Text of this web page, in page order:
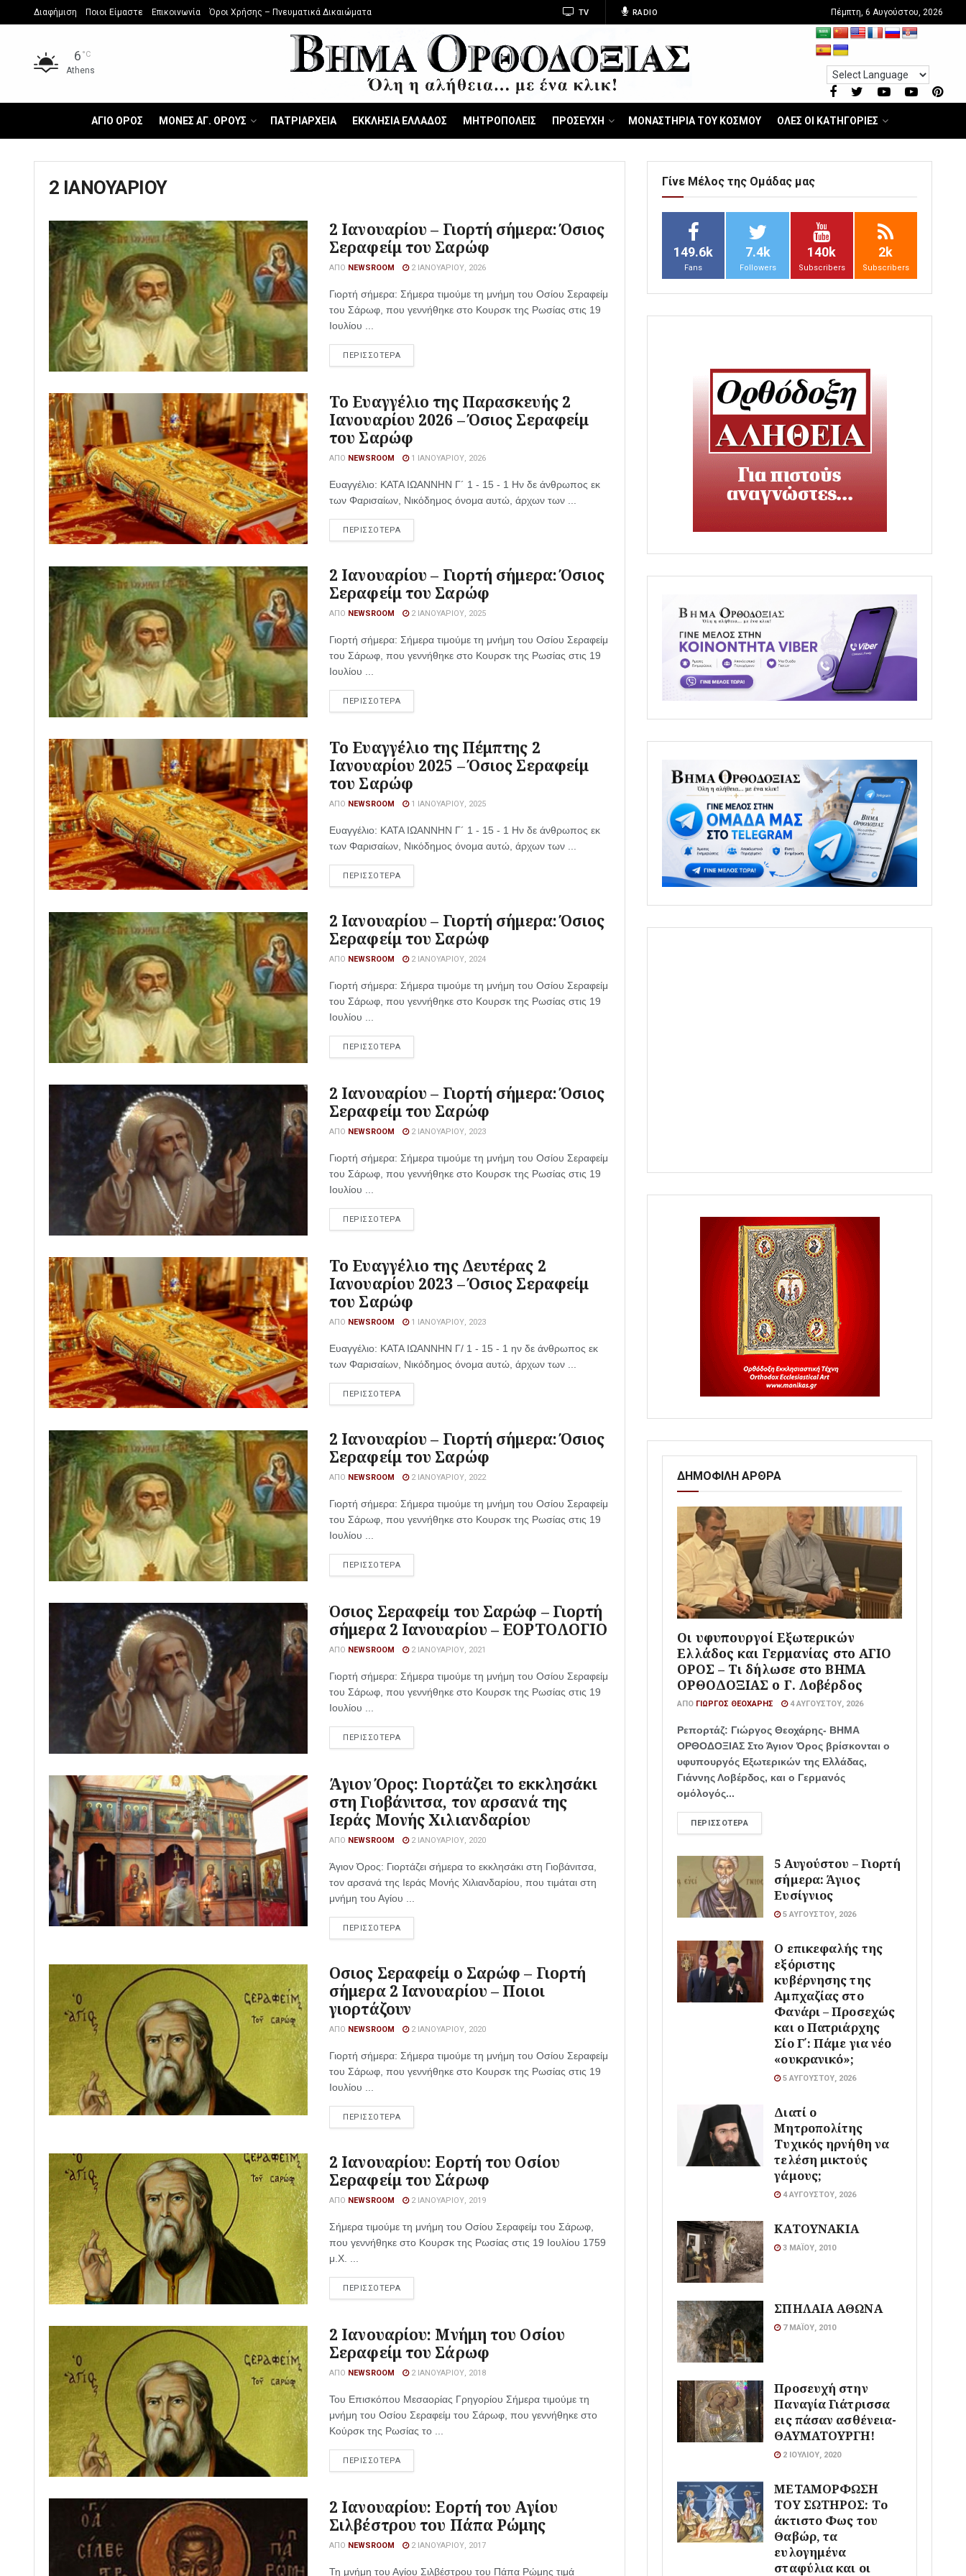
Διαφήμιση Ποιοι Είμαστε Επικοινωνία Όροι Χρήσης – Πνευματικά Δικαιώματα TV RADIO Πέμπτη, 6 Αυγούστου, 2026
6 °C
Athens
ΑΓΙΟ ΟΡΟΣ ΜΟΝΕΣ ΑΓ. ΟΡΟΥΣ ΠΑΤΡΙΑΡΧΕΙΑ ΕΚΚΛΗΣΙΑ ΕΛΛΑΔΟΣ ΜΗΤΡΟΠΟΛΕΙΣ ΠΡΟΣΕΥΧΗ ΜΟΝΑΣΤΗΡΙΑ ΤΟΥ ΚΟΣΜΟΥ ΟΛΕΣ ΟΙ ΚΑΤΗΓΟΡΙΕΣ
2 ΙΑΝΟΥΑΡΙΟΥ
2 Ιανουαρίου – Γιορτή σήμερα: Όσιος
Σεραφείμ του Σαρώφ
ΑΠΌ NEWSROOM 2 ΙΑΝΟΥΑΡΊΟΥ, 2026
Γιορτή σήμερα: Σήμερα τιμούμε τη μνήμη του Οσίου Σεραφείμ
του Σάρωφ, που γεννήθηκε στο Κουρσκ της Ρωσίας στις 19
Ιουλίου ...
ΠΕΡΙΣΣΟΤΕΡΑ
Το Ευαγγέλιο της Παρασκευής 2
Ιανουαρίου 2026 – Όσιος Σεραφείμ
του Σαρώφ
ΑΠΌ NEWSROOM 1 ΙΑΝΟΥΑΡΊΟΥ, 2026
Ευαγγέλιο: ΚΑΤΑ ΙΩΑΝΝΗΝ Γ´ 1 - 15 - 1 Ην δε άνθρωπος εκ
των Φαρισαίων, Νικόδημος όνομα αυτώ, άρχων των ...
ΠΕΡΙΣΣΟΤΕΡΑ
2 Ιανουαρίου – Γιορτή σήμερα: Όσιος
Σεραφείμ του Σαρώφ
ΑΠΌ NEWSROOM 2 ΙΑΝΟΥΑΡΊΟΥ, 2025
Γιορτή σήμερα: Σήμερα τιμούμε τη μνήμη του Οσίου Σεραφείμ
του Σάρωφ, που γεννήθηκε στο Κουρσκ της Ρωσίας στις 19
Ιουλίου ...
ΠΕΡΙΣΣΟΤΕΡΑ
Το Ευαγγέλιο της Πέμπτης 2
Ιανουαρίου 2025 – Όσιος Σεραφείμ
του Σαρώφ
ΑΠΌ NEWSROOM 1 ΙΑΝΟΥΑΡΊΟΥ, 2025
Ευαγγέλιο: ΚΑΤΑ ΙΩΑΝΝΗΝ Γ´ 1 - 15 - 1 Ην δε άνθρωπος εκ
των Φαρισαίων, Νικόδημος όνομα αυτώ, άρχων των ...
ΠΕΡΙΣΣΟΤΕΡΑ
2 Ιανουαρίου – Γιορτή σήμερα: Όσιος
Σεραφείμ του Σαρώφ
ΑΠΌ NEWSROOM 2 ΙΑΝΟΥΑΡΊΟΥ, 2024
Γιορτή σήμερα: Σήμερα τιμούμε τη μνήμη του Οσίου Σεραφείμ
του Σάρωφ, που γεννήθηκε στο Κουρσκ της Ρωσίας στις 19
Ιουλίου ...
ΠΕΡΙΣΣΟΤΕΡΑ
2 Ιανουαρίου – Γιορτή σήμερα: Όσιος
Σεραφείμ του Σαρώφ
ΑΠΌ NEWSROOM 2 ΙΑΝΟΥΑΡΊΟΥ, 2023
Γιορτή σήμερα: Σήμερα τιμούμε τη μνήμη του Οσίου Σεραφείμ
του Σάρωφ, που γεννήθηκε στο Κουρσκ της Ρωσίας στις 19
Ιουλίου ...
ΠΕΡΙΣΣΟΤΕΡΑ
Το Ευαγγέλιο της Δευτέρας 2
Ιανουαρίου 2023 – Όσιος Σεραφείμ
του Σαρώφ
ΑΠΌ NEWSROOM 1 ΙΑΝΟΥΑΡΊΟΥ, 2023
Ευαγγέλιο: ΚΑΤΑ ΙΩΑΝΝΗΝ Γ/ 1 - 15 - 1 ην δε άνθρωπος εκ
των Φαρισαίων, Νικόδημος όνομα αυτώ, άρχων των ...
ΠΕΡΙΣΣΟΤΕΡΑ
2 Ιανουαρίου – Γιορτή σήμερα: Όσιος
Σεραφείμ του Σαρώφ
ΑΠΌ NEWSROOM 2 ΙΑΝΟΥΑΡΊΟΥ, 2022
Γιορτή σήμερα: Σήμερα τιμούμε τη μνήμη του Οσίου Σεραφείμ
του Σάρωφ, που γεννήθηκε στο Κουρσκ της Ρωσίας στις 19
Ιουλίου ...
ΠΕΡΙΣΣΟΤΕΡΑ
Όσιος Σεραφείμ του Σαρώφ – Γιορτή
σήμερα 2 Ιανουαρίου – ΕΟΡΤΟΛΟΓΙΟ
ΑΠΌ NEWSROOM 2 ΙΑΝΟΥΑΡΊΟΥ, 2021
Γιορτή σήμερα: Σήμερα τιμούμε τη μνήμη του Οσίου Σεραφείμ
του Σάρωφ, που γεννήθηκε στο Κουρσκ της Ρωσίας στις 19
Ιουλίου ...
ΠΕΡΙΣΣΟΤΕΡΑ
Άγιον Όρος: Γιορτάζει το εκκλησάκι
στη Γιοβάνιτσα, τον αρσανά της
Ιεράς Μονής Χιλιανδαρίου
ΑΠΌ NEWSROOM 2 ΙΑΝΟΥΑΡΊΟΥ, 2020
Άγιον Όρος: Γιορτάζει σήμερα το εκκλησάκι στη Γιοβάνιτσα,
τον αρσανά της Ιεράς Μονής Χιλιανδαρίου, που τιμάται στη
μνήμη του Αγίου ...
ΠΕΡΙΣΣΟΤΕΡΑ
Οσιος Σεραφείμ ο Σαρώφ – Γιορτή
σήμερα 2 Ιανουαρίου – Ποιοι
γιορτάζουν
ΑΠΌ NEWSROOM 2 ΙΑΝΟΥΑΡΊΟΥ, 2020
Γιορτή σήμερα: Σήμερα τιμούμε τη μνήμη του Οσίου Σεραφείμ
του Σάρωφ, που γεννήθηκε στο Κουρσκ της Ρωσίας στις 19
Ιουλίου ...
ΠΕΡΙΣΣΟΤΕΡΑ
2 Ιανουαρίου: Εορτή του Οσίου
Σεραφείμ του Σάρωφ
ΑΠΌ NEWSROOM 2 ΙΑΝΟΥΑΡΊΟΥ, 2019
Σήμερα τιμούμε τη μνήμη του Οσίου Σεραφείμ του Σάρωφ,
που γεννήθηκε στο Κουρσκ της Ρωσίας στις 19 Ιουλίου 1759
μ.Χ. ...
ΠΕΡΙΣΣΟΤΕΡΑ
2 Ιανουαρίου: Μνήμη του Οσίου
Σεραφείμ του Σάρωφ
ΑΠΌ NEWSROOM 2 ΙΑΝΟΥΑΡΊΟΥ, 2018
Του Επισκόπου Μεσαορίας Γρηγορίου Σήμερα τιμούμε τη
μνήμη του Οσίου Σεραφείμ του Σάρωφ, που γεννήθηκε στο
Κούρσκ της Ρωσίας το ...
ΠΕΡΙΣΣΟΤΕΡΑ
2 Ιανουαρίου: Εορτή του Αγίου
Σιλβέστρου του Πάπα Ρώμης
ΑΠΌ NEWSROOM 2 ΙΑΝΟΥΑΡΊΟΥ, 2017
Τη μνήμη του Αγίου Σιλβέστρου του Πάπα Ρώμης τιμά
Γίνε Μέλος της Ομάδας μας
149.6k
Fans
7.4k
Followers
140k
Subscribers
2k
Subscribers
ΔΗΜΟΦΙΛΗ ΑΡΘΡΑ
Οι υφυπουργοί Εξωτερικών
Ελλάδος και Γερμανίας στο ΑΓΙΟ
ΟΡΟΣ – Τι δήλωσε στο ΒΗΜΑ
ΟΡΘΟΔΟΞΙΑΣ ο Γ. Λοβέρδος
ΑΠΌ ΓΙΏΡΓΟΣ ΘΕΟΧΆΡΗΣ 4 ΑΥΓΟΎΣΤΟΥ, 2026
Ρεπορτάζ: Γιώργος Θεοχάρης- ΒΗΜΑ
ΟΡΘΟΔΟΞΙΑΣ Στο Άγιον Όρος βρίσκονται ο
υφυπουργός Εξωτερικών της Ελλάδας,
Γιάννης Λοβέρδος, και ο Γερμανός
ομόλογός...
ΠΕΡΙΣΣΌΤΕΡΑ
5 Αυγούστου – Γιορτή
σήμερα: Άγιος
Ευσίγνιος
5 ΑΥΓΟΎΣΤΟΥ, 2026
Ο επικεφαλής της
εξόριστης
κυβέρνησης της
Αμπχαζίας στο
Φανάρι – Προσεχώς
και ο Πατριάρχης
Σίο Γ΄: Πάμε για νέο
«ουκρανικό»;
5 ΑΥΓΟΎΣΤΟΥ, 2026
Διατί ο
Μητροπολίτης
Τυχικός ηρνήθη να
τελέση μικτούς
γάμους;
4 ΑΥΓΟΎΣΤΟΥ, 2026
ΚΑΤΟΥΝΑΚΙΑ
3 ΜΑΪ́ΟΥ, 2010
ΣΠΗΛΑΙΑ ΑΘΩΝΑ
7 ΜΑΪ́ΟΥ, 2010
Προσευχή στην
Παναγία Γιάτρισσα
εις πάσαν ασθένεια-
ΘΑΥΜΑΤΟΥΡΓΗ!
2 ΙΟΥΛΊΟΥ, 2020
ΜΕΤΑΜΟΡΦΩΣΗ
ΤΟΥ ΣΩΤΗΡΟΣ: Το
άκτιστο Φως του
Θαβώρ, τα
ευλογημένα
σταφύλια και οι